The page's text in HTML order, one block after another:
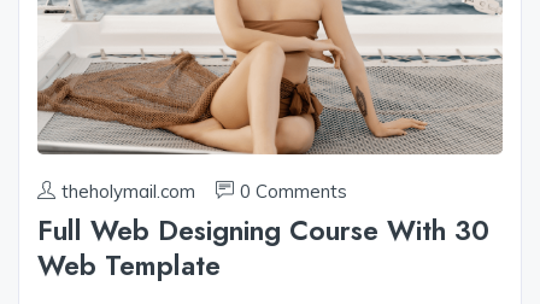
theholymail.com 0 Comments
Full Web Designing Course With 30
Web Template